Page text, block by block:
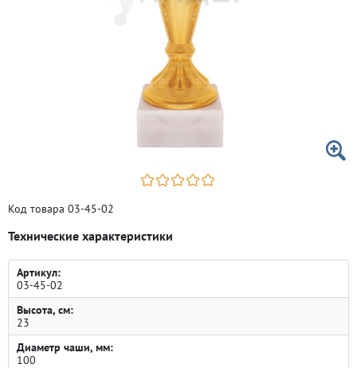
Код товара 03-45-02
Технические характеристики
Артикул:
03-45-02
Высота, см:
23
Диаметр чаши, мм:
100